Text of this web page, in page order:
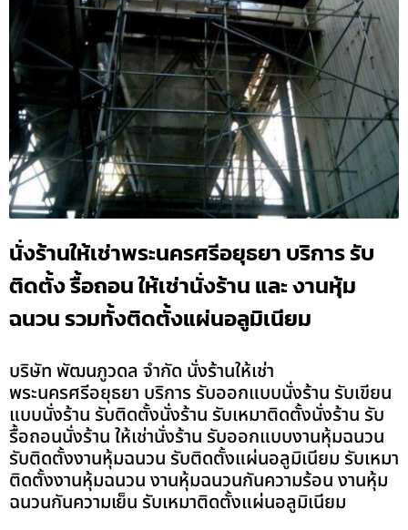
นั่งร้านให้เช่าพระนครศรีอยุธยา บริการ รับ
ติดตั้ง รื้อถอน ให้เช่านั่งร้าน และ งานหุ้ม
ฉนวน รวมทั้งติดตั้งแผ่นอลูมิเนียม
บริษัท พัฒนภูวดล จำกัด นั่งร้านให้เช่า
พระนครศรีอยุธยา บริการ รับออกแบบนั่งร้าน รับเขียน
แบบนั่งร้าน รับติดตั้งนั่งร้าน รับเหมาติดตั้งนั่งร้าน รับ
รื้อถอนนั่งร้าน ให้เช่านั่งร้าน รับออกแบบงานหุ้มฉนวน
รับติดตั้งงานหุ้มฉนวน รับติดตั้งแผ่นอลูมิเนียม รับเหมา
ติดตั้งงานหุ้มฉนวน งานหุ้มฉนวนกันความร้อน งานหุ้ม
ฉนวนกันความเย็น รับเหมาติดตั้งแผ่นอลูมิเนียม